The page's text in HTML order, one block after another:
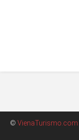
© VienaTurismo.com